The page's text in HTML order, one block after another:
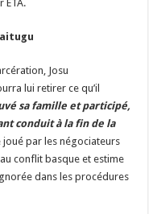
ETA.
Josu
lui retirer ce qu’il
sa famille et participé,
conduit à la fin de la
par les négociateurs
conflit basque et estime
dans les procédures